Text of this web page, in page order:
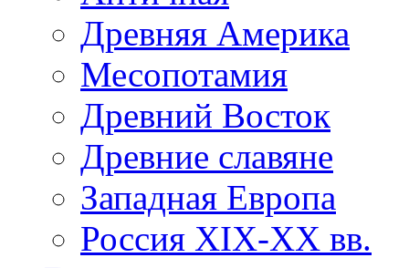
Древняя Америка
Месопотамия
Древний Восток
Древние славяне
Западная Европа
Россия XIX-XX вв.